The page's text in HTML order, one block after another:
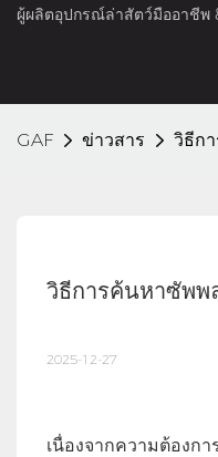
ผู้ผลิตอุปกรณ์ล่าสัตว์มืออาชีพ
GAF ข่าวสาร วิธีก
วิธีการค้นหาซัพพ
2025-12-27
เนื่องจากความต้องก